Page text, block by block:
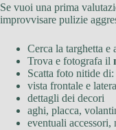
Se vuoi una prima
improvvisare pulizie
Cerca la targhetta e
Trova e fotografa il
Scatta foto nitide di:
vista frontale e
dettagli dei decori
aghi, placca,
eventuali accessori,